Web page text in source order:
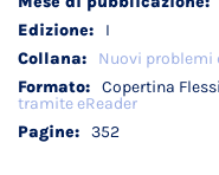
I
Nuovi
Copertina
tramite eReader
352